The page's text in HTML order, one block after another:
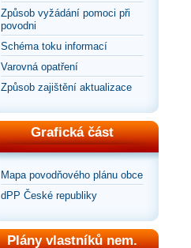
Způsob vyžádání pomoci při
povodni
Schéma toku informací
Varovná opatření
Způsob zajištění aktualizace
Grafická část
Mapa povodňového plánu obce
dPP České republiky
Plány vlastníků nem.